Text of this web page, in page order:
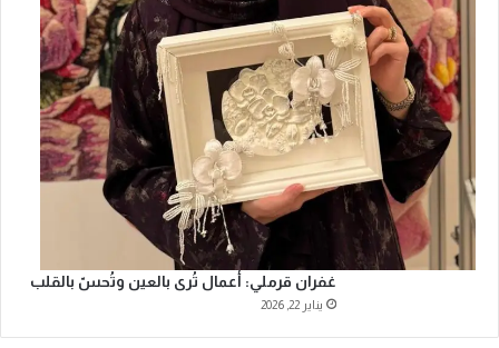
غفران قرملي: أعمال تُرى بالعين وتُحسّ بالقلب
يناير 22, 2026